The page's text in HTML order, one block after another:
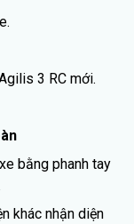
3 RC mới.
bằng phanh tay
khác nhận diện